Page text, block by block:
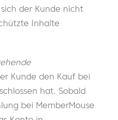
der Kunde nicht
Inhalte
Kunde den Kauf bei
hat. Sobald
bei MemberMouse